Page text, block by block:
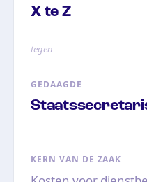
X te Z
tegen
GEDAAGDE
KERN VAN DE ZAAK